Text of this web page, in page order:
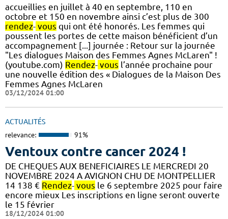
accueillies en juillet à 40 en septembre, 110 en
octobre et 150 en novembre ainsi c’est plus de 300
rendez- vous qui ont été honorés. Les femmes qui
poussent les portes de cette maison bénéficient d’un
accompagnement [...] journée : Retour sur la journée
"Les dialogues Maison des Femmes Agnes McLaren" !
(youtube.com) Rendez- vous l’année prochaine pour
une nouvelle édition des « Dialogues de la Maison Des
Femmes Agnes McLaren
03/12/2024 01:00
ACTUALITÉS
relevance: 91%
Ventoux contre cancer 2024 !
DE CHEQUES AUX BENEFICIAIRES LE MERCREDI 20
NOVEMBRE 2024 A AVIGNON CHU DE MONTPELLIER
14 138 € Rendez- vous le 6 septembre 2025 pour faire
encore mieux Les inscriptions en ligne seront ouverte
le 15 février
18/12/2024 01:00